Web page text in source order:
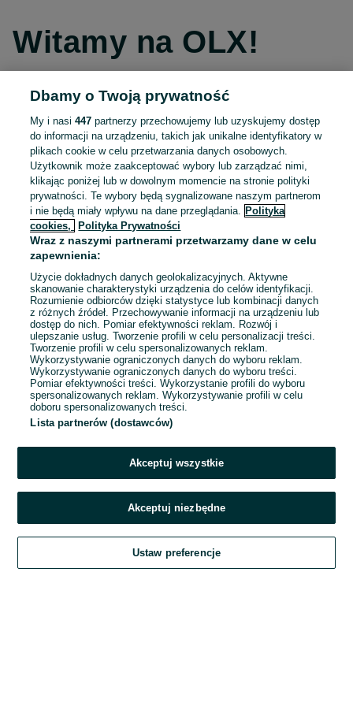
Witamy na OLX!
Kontynuuj przez Facebooka
Kontynuuj przez konto Apple
Kontynuuj przez konto Google
LUB
E-mail
Hasło
Zaloguj się
Kontynuując za pośrednictwem jednego z dostawców wskazanych powyżej,
OLX.pl w jego aktualnym brzmieniu.
Dbamy o Twoją prywatność
My i nasi447 partnerzy przechowujemy lub uzyskujemy dostęp
do informacji na urządzeniu, takich jak unikalne identyfikatory w
plikach cookie w celu przetwarzania danych osobowych.
Użytkownik może zaakceptować wybory lub zarządzać nimi,
klikając poniżej lub w dowolnym momencie na stronie polityki
prywatności. Te wybory będą sygnalizowane naszym partnerom
i nie będą miały wpływu na dane przeglądania.
Polityka
cookies,
Polityka Prywatności
Wraz z naszymi partnerami przetwarzamy dane w celu
zapewnienia:
Użycie dokładnych danych geolokalizacyjnych. Aktywne
skanowanie charakterystyki urządzenia do celów identyfikacji.
Rozumienie odbiorców dzięki statystyce lub kombinacji danych
z różnych źródeł. Przechowywanie informacji na urządzeniu lub
dostęp do nich. Pomiar efektywności reklam. Rozwój i
ulepszanie usług. Tworzenie profili w celu personalizacji treści.
Tworzenie profili w celu spersonalizowanych reklam.
Wykorzystywanie ograniczonych danych do wyboru reklam.
Wykorzystywanie ograniczonych danych do wyboru treści.
Pomiar efektywności treści. Wykorzystanie profili do wyboru
spersonalizowanych reklam. Wykorzystywanie profili w celu
doboru spersonalizowanych treści.
Lista partnerów (dostawców)
Akceptuj wszystkie
Akceptuj niezbędne
Ustaw preferencje